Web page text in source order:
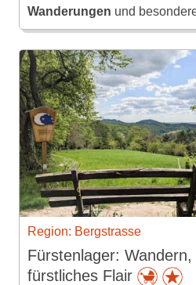
Wanderungen und
Region: Bergstrasse
Fürstenlager:
fürstliches Flair